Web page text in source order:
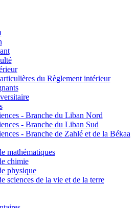
du Règlement intérieur
- Branche du Liban Nord
- Branche du Liban Sud
- Branche de Zahlé et de la Békaa
mathématiques
chimie
physique
sciences de la vie et de la terre